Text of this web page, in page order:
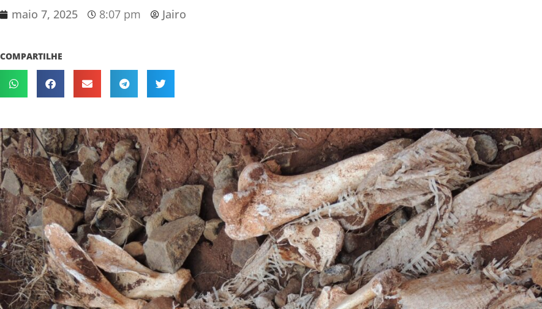
maio 7, 2025 8:07 pm Jairo
COMPARTILHE